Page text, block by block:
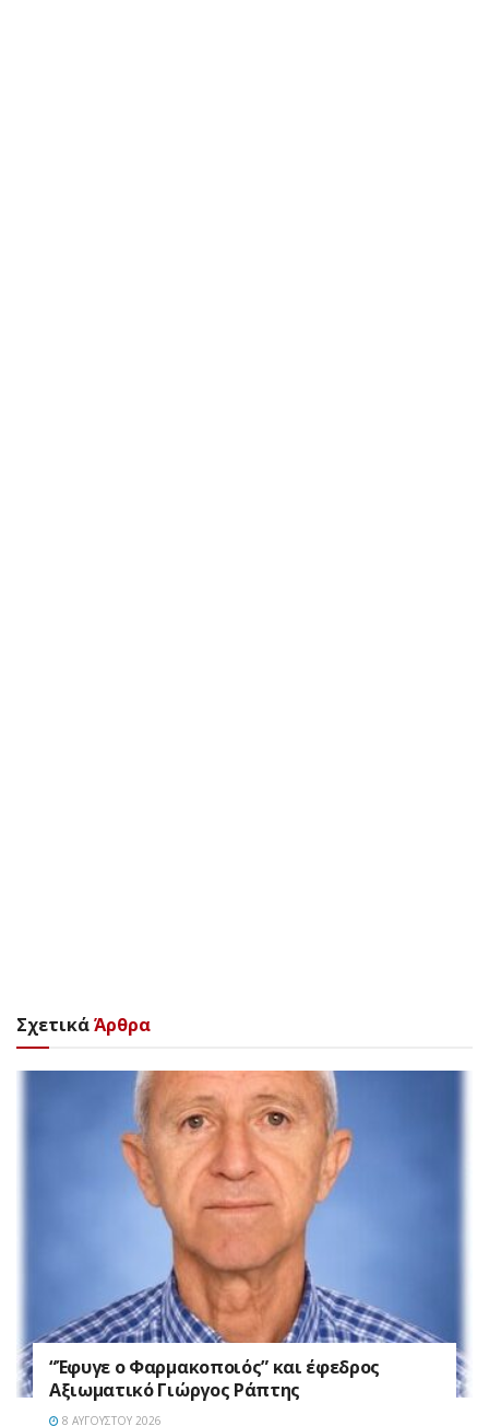
ΣχετικάΆρθρα
“Έφυγε ο Φαρμακοποιός” και έφεδρος
Αξιωματικό Γιώργος Ράπτης
8 ΑΥΓΟΎΣΤΟΥ 2026